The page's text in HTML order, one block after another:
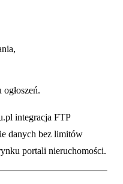
integracja FTP
danych bez limitów
portali nieruchomości.